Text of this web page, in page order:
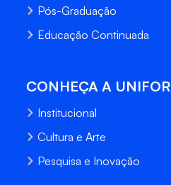
Pós-Graduação
Educação Continuada
CONHEÇA A UNIFOR
Institucional
Cultura e Arte
Pesquisa e Inovação